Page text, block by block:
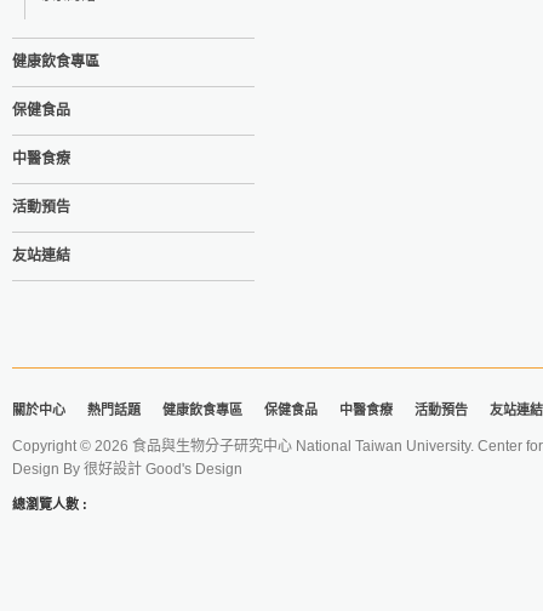
健康飲食專區
保健食品
中醫食療
活動預告
友站連結
關於中心 熱門話題 健康飲食專區 保健食品 中醫食療 活動預告 友站連結
Copyright © 2026 食品與生物分子研究中心 National Taiwan University. Center
Design By 很好設計 Good's Design
總瀏覽人數 :